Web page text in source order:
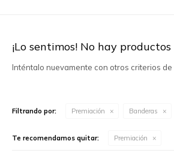
¡Lo sentimos! No hay
Inténtalo nuevamente con otros criterios
Filtrando por: Premiación Banderas
Te recomendamos quitar: Premiación